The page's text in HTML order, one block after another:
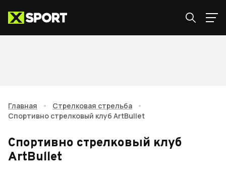
Главная • Стрелковая стрельба
•
Спортивно стрелковый клуб ArtBullet
Спортивно стрелковый клуб
ArtBullet